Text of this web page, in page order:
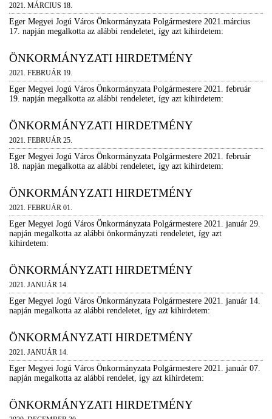
2021. MÁRCIUS 18.
Eger Megyei Jogú Város Önkormányzata Polgármestere 2021.március
17. napján megalkotta az alábbi rendeletet, így azt kihirdetem:
ÖNKORMÁNYZATI HIRDETMÉNY
2021. FEBRUÁR 19.
Eger Megyei Jogú Város Önkormányzata Polgármestere 2021. február
19. napján megalkotta az alábbi rendeletet, így azt kihirdetem:
ÖNKORMÁNYZATI HIRDETMÉNY
2021. FEBRUÁR 25.
Eger Megyei Jogú Város Önkormányzata Polgármestere 2021. február
18. napján megalkotta az alábbi rendeletet, így azt kihirdetem:
ÖNKORMÁNYZATI HIRDETMÉNY
2021. FEBRUÁR 01.
Eger Megyei Jogú Város Önkormányzata Polgármestere 2021. január 29.
napján megalkotta az alábbi önkormányzati rendeletet, így azt
kihirdetem:
ÖNKORMÁNYZATI HIRDETMÉNY
2021. JANUÁR 14.
Eger Megyei Jogú Város Önkormányzata Polgármestere 2021. január 14.
napján megalkotta az alábbi rendeletet, így azt kihirdetem:
ÖNKORMÁNYZATI HIRDETMÉNY
2021. JANUÁR 14.
Eger Megyei Jogú Város Önkormányzata Polgármestere 2021. január 07.
napján megalkotta az alábbi rendelet, így azt kihirdetem:
ÖNKORMÁNYZATI HIRDETMÉNY